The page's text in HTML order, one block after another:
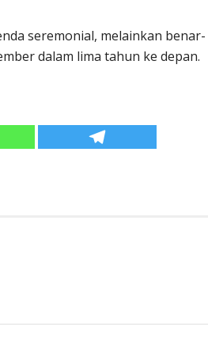
seremonial, melainkan benar-
dalam lima tahun ke depan.